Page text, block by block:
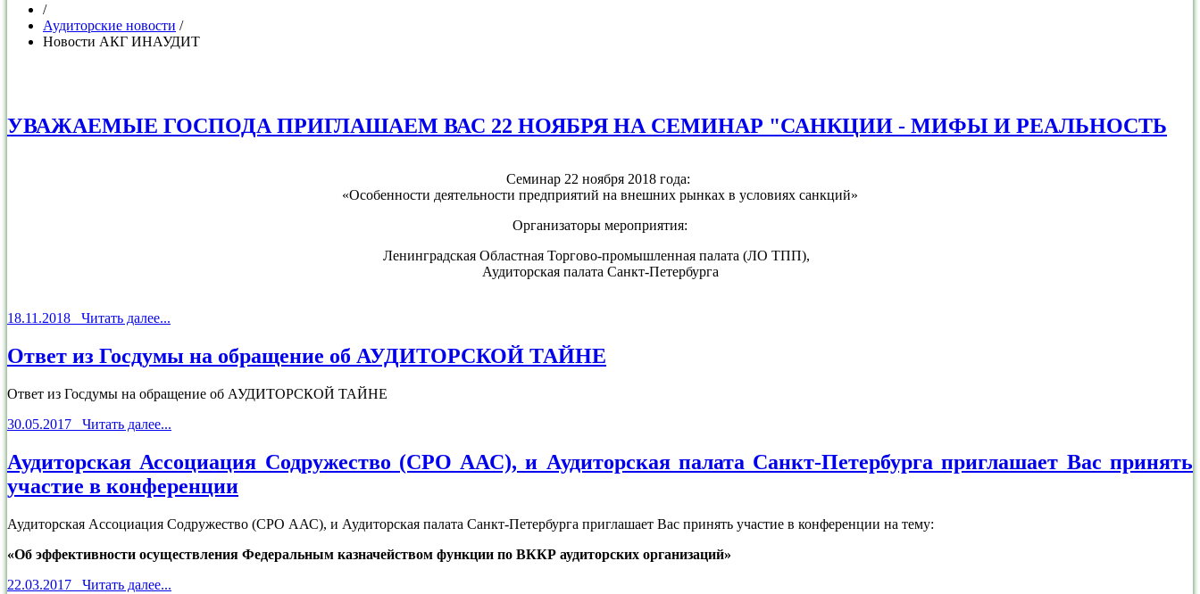
/
Аудиторские новости /
Новости АКГ ИНАУДИТ
УВАЖАЕМЫЕ ГОСПОДА ПРИГЛАШАЕМ ВАС 22 НОЯБРЯ НА СЕМИНАР "САНКЦИИ - МИФЫ И РЕАЛЬНОСТЬ
Семинар 22 ноября 2018 года:
«Особенности деятельности предприятий на внешних рынках в условиях санкций»
Организаторы мероприятия:
Ленинградская Областная Торгово-промышленная палата (ЛО ТПП),
Аудиторская палата Санкт-Петербурга
18.11.2018 Читать далее...
Ответ из Госдумы на обращение об АУДИТОРСКОЙ ТАЙНЕ
Ответ из Госдумы на обращение об АУДИТОРСКОЙ ТАЙНЕ
30.05.2017 Читать далее...
Аудиторская Ассоциация Содружество (СРО ААС), и Аудиторская палата Санкт-Петербурга приглашает Вас принять
участие в конференции
Аудиторская Ассоциация Содружество (СРО ААС), и Аудиторская палата Санкт-Петербурга приглашает Вас принять участие в конференции на тему:
«Об эффективности осуществления Федеральным казначейством функции по ВККР аудиторских организаций»
22.03.2017 Читать далее...